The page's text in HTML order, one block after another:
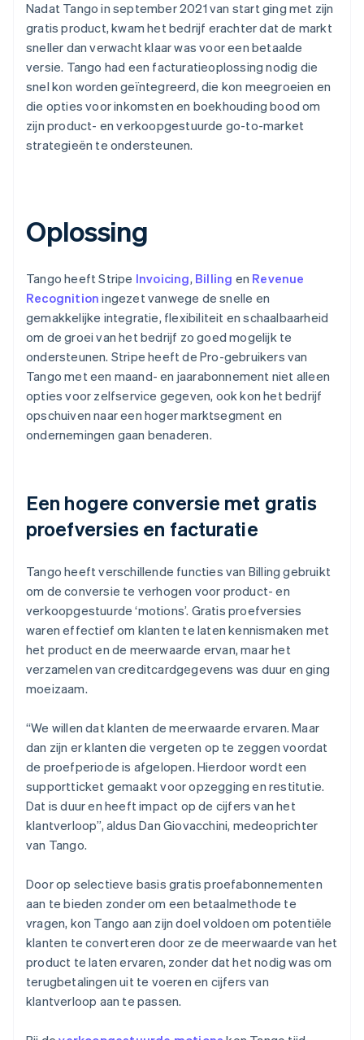
Nadat Tango in september 2021 van start ging met zijn
gratis product, kwam het bedrijf erachter dat de markt
sneller dan verwacht klaar was voor een betaalde
versie. Tango had een facturatieoplossing nodig die
snel kon worden geïntegreerd, die kon meegroeien en
die opties voor inkomsten en boekhouding bood om
zijn product- en verkoopgestuurde go-to-market
strategieën te ondersteunen.
Oplossing
Tango heeft Stripe Invoicing, Billing en Revenue
Recognition ingezet vanwege de snelle en
gemakkelijke integratie, flexibiliteit en schaalbaarheid
om de groei van het bedrijf zo goed mogelijk te
ondersteunen. Stripe heeft de Pro-gebruikers van
Tango met een maand- en jaarabonnement niet alleen
opties voor zelfservice gegeven, ook kon het bedrijf
opschuiven naar een hoger marktsegment en
ondernemingen gaan benaderen.
Een hogere conversie met gratis
proefversies en facturatie
Tango heeft verschillende functies van Billing gebruikt
om de conversie te verhogen voor product- en
verkoopgestuurde ‘motions’. Gratis proefversies
waren effectief om klanten te laten kennismaken met
het product en de meerwaarde ervan, maar het
verzamelen van creditcardgegevens was duur en ging
moeizaam.
“We willen dat klanten de meerwaarde ervaren. Maar
dan zijn er klanten die vergeten op te zeggen voordat
de proefperiode is afgelopen. Hierdoor wordt een
supportticket gemaakt voor opzegging en restitutie.
Dat is duur en heeft impact op de cijfers van het
klantverloop”, aldus Dan Giovacchini, medeoprichter
van Tango.
Door op selectieve basis gratis proefabonnementen
aan te bieden zonder om een betaalmethode te
vragen, kon Tango aan zijn doel voldoen om potentiële
klanten te converteren door ze de meerwaarde van het
product te laten ervaren, zonder dat het nodig was om
terugbetalingen uit te voeren en cijfers van
klantverloop aan te passen.